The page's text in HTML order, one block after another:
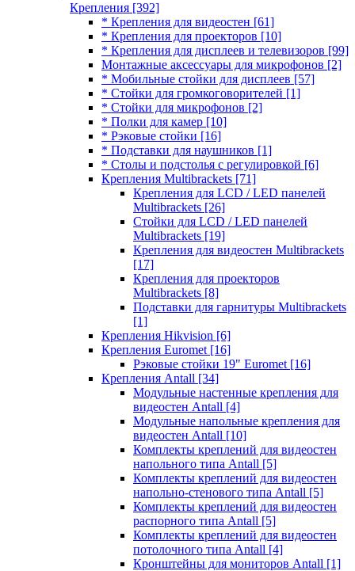
Крепления [392]
* Крепления для видеостен [61]
* Крепления для проекторов [10]
* Крепления для дисплеев и телевизоров [99]
Монтажные аксессуары для микрофонов [2]
* Мобильные стойки для дисплеев [57]
* Стойки для громкоговорителей [1]
* Стойки для микрофонов [2]
* Полки для камер [10]
* Рэковые стойки [16]
* Подставки для наушников [1]
* Столы и подстолья с регулировкой [6]
Крепления Multibrackets [71]
Крепления для LCD / LED панелей
Multibrackets [26]
Стойки для LCD / LED панелей
Multibrackets [19]
Крепления для видеостен Multibrackets
[17]
Крепления для проекторов
Multibrackets [8]
Подставки для гарнитуры Multibrackets
[1]
Крепления Hikvision [6]
Крепления Euromet [16]
Рэковые стойки 19" Euromet [16]
Крепления Antall [34]
Модульные настенные крепления для
видеостен Antall [4]
Модульные напольные крепления для
видеостен Antall [10]
Комплекты креплений для видеостен
напольного типа Antall [5]
Комплекты креплений для видеостен
напольно-стенового типа Antall [5]
Комплекты креплений для видеостен
распорного типа Antall [5]
Комплекты креплений для видеостен
потолочного типа Antall [4]
Кронштейны для мониторов Antall [1]